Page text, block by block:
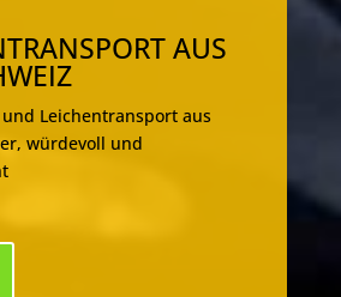
AUS
Leichentransport aus
würdevoll und